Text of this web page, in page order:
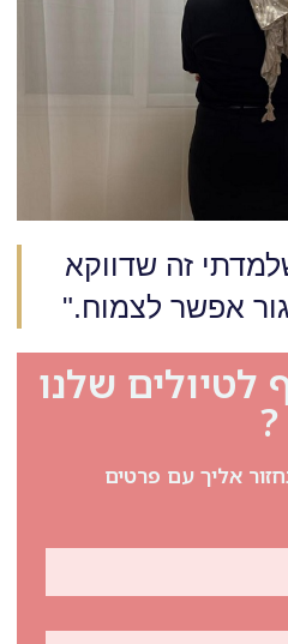
זה שדווקא
אפשר לצמוח."
שלנו
?
אליך עם פרטים